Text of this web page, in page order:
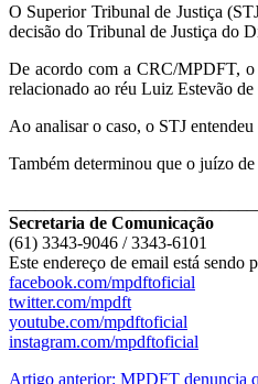
O Superior Tribunal de Justiça
decisão do Tribunal de Justiça do
De acordo com a CRC/MPDFT, o
relacionado ao réu Luiz Estevão
Ao analisar o caso, o STJ
Também determinou que o juízo
Secretaria de Comunicação
(61) 3343-9046 / 3343-6101
Este endereço de email está sendo
facebook.com/mpdftoficial
twitter.com/mpdft
youtube.com/mpdftoficial
instagram.com/mpdftoficial
Artigo anterior: MPDFT denuncia